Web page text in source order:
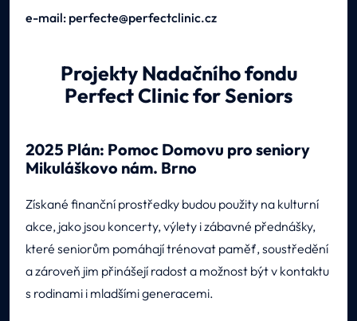
e-mail: perfecte@perfectclinic.cz
Projekty Nadačního fondu
Perfect Clinic for Seniors
2025 Plán: Pomoc Domovu pro seniory
Mikuláškovo nám. Brno
Získané finanční prostředky budou použity na kulturní
akce, jako jsou koncerty, výlety i zábavné přednášky,
které seniorům pomáhají trénovat paměť, soustředění
a zároveň jim přinášejí radost a možnost být v kontaktu
s rodinami i mladšími generacemi.